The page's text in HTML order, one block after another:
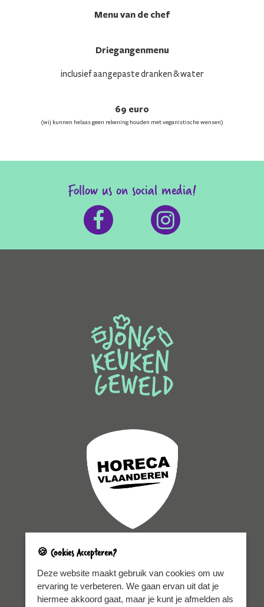
Menu van de chef
Driegangenmenu
inclusief aangepaste dranken & water
69 euro
(wij kunnen helaas geen rekening houden met veganistische wensen)
Follow us on social media!
Sitemap
Home
Chefs 2025-2026
Legal
Privacy policy
Cookie policy
🍪 Cookies Accepteren?
Deze website maakt gebruik van cookies om uw
ervaring te verbeteren. We gaan ervan uit dat je
hiermee akkoord gaat, maar je kunt je afmelden als